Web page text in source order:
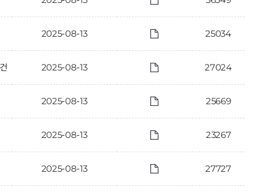
2025-08-13 25034
2025-08-13 27024
2025-08-13 25669
2025-08-13 23267
2025-08-13 27727